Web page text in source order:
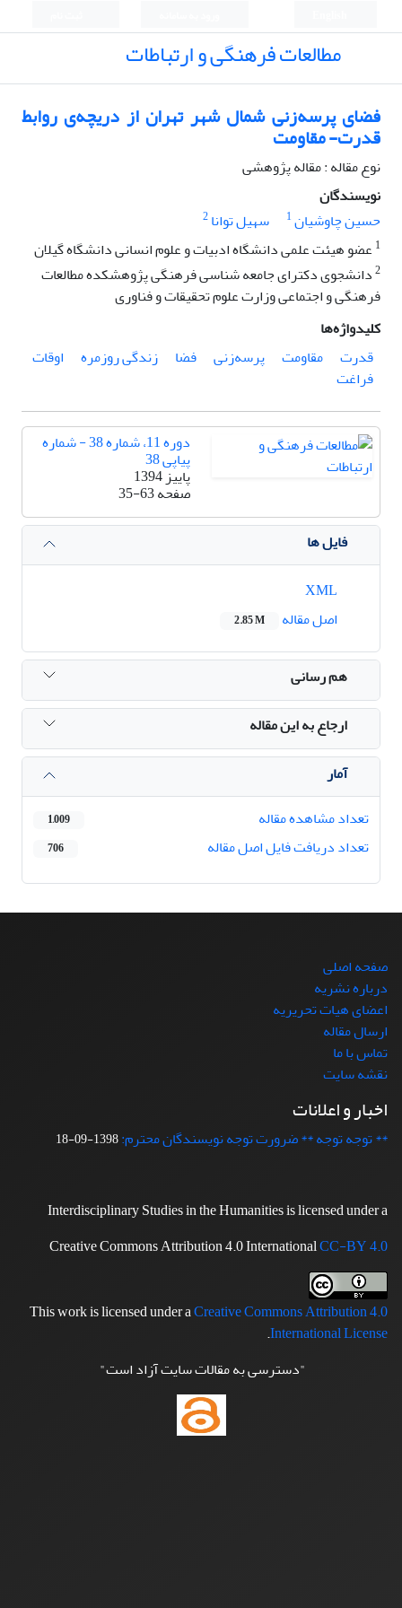
مطالعات فرهنگی و ارتباطات
فضای پرسه‌زنی شمال شهر تهران از دریچه‌ی روابط
قدرت- مقاومت
نوع مقاله : مقاله پژوهشی
نویسندگان
حسین چاوشیان1 سهیل توانا2
1 عضو هیئت علمی دانشگاه ادبیات و علوم انسانی دانشگاه گیلان
2دانشجوی دکترای جامعه شناسی فرهنگی پژوهشکده مطالعات
فرهنگی و اجتماعی وزارت علوم تحقیقات و فناوری
کلیدواژه‌ها
قدرت
مقاومت پرسه‌زنی فضا زندگی روزمره
اوقات
فراغت
دوره 11، شماره 38 - شماره
پیاپی 38
پاییز 1394
صفحه35-63
فایل ها
اصل مقاله
2.85 M
هم رسانی
ارجاع به این مقاله
آمار
تعداد مشاهده مقاله
1,009
تعداد دریافت فایل اصل مقاله 706
صفحه اصلی
درباره نشریه
اعضای هیات تحریریه
ارسال مقاله
تماس با ما
نقشه سایت
اخبار و اعلانات
** توجه توجه ** ضرورت توجه نویسندگان محترم:1398-09-18
Interdisciplinary Studies in the Humanities is licensed under a
Creative Commons Attribution 4.0 InternationalCC-BY 4.0
This work is licensed under aCreative Commons Attribution 4.0
International License
.
"دسترسی به مقالات سایت آزاد است"